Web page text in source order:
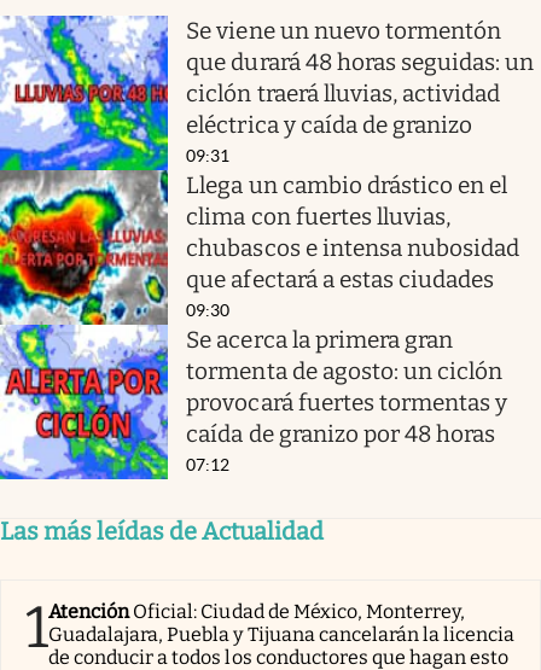
Se viene un nuevo tormentón
que durará 48 horas seguidas: un
ciclón traerá lluvias, actividad
eléctrica y caída de granizo
09:31
Llega un cambio drástico en el
clima con fuertes lluvias,
chubascos e intensa nubosidad
que afectará a estas ciudades
09:30
Se acerca la primera gran
tormenta de agosto: un ciclón
provocará fuertes tormentas y
caída de granizo por 48 horas
07:12
Las más leídas de Actualidad
1AtenciónOficial: Ciudad de México, Monterrey,
Guadalajara, Puebla y Tijuana cancelarán la licencia
de conducir a todos los conductores que hagan esto